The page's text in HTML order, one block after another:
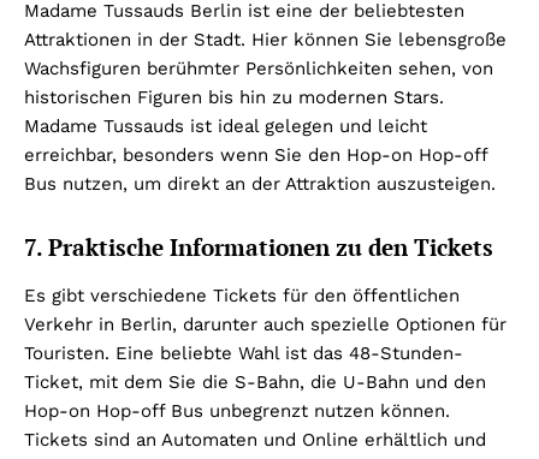
Madame Tussauds Berlin ist eine der beliebtesten
Attraktionen in der Stadt. Hier können Sie lebensgroße
Wachsfiguren berühmter Persönlichkeiten sehen, von
historischen Figuren bis hin zu modernen Stars.
Madame Tussauds ist ideal gelegen und leicht
erreichbar, besonders wenn Sie den Hop-on Hop-off
Bus nutzen, um direkt an der Attraktion auszusteigen.
7. Praktische Informationen zu den Tickets
Es gibt verschiedene Tickets für den öffentlichen
Verkehr in Berlin, darunter auch spezielle Optionen für
Touristen. Eine beliebte Wahl ist das 48-Stunden-
Ticket, mit dem Sie die S-Bahn, die U-Bahn und den
Hop-on Hop-off Bus unbegrenzt nutzen können.
Tickets sind an Automaten und Online erhältlich und